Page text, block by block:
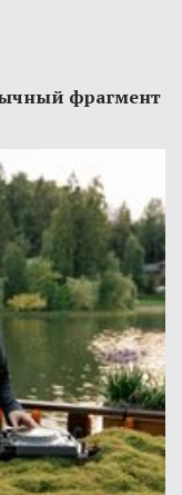
фрагмент